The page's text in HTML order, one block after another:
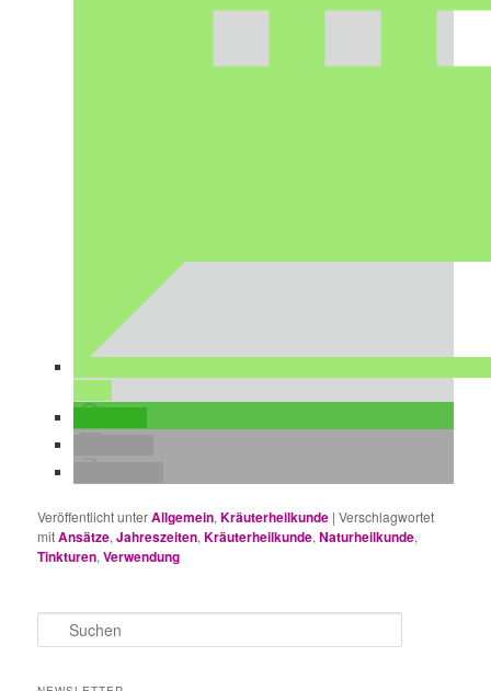
Veröffentlicht unterAllgemein,Kräuterheilkunde |Verschlagwortet
mitAnsätze,Jahreszeiten,Kräuterheilkunde,Naturheilkunde,
Tinkturen,Verwendung
u
h